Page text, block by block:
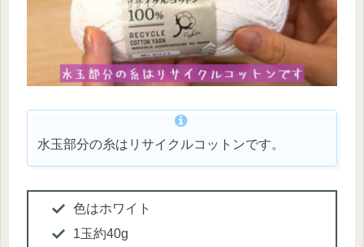
水玉部分の糸はリサイクルコットンです。
色はホワイト
1玉約40g